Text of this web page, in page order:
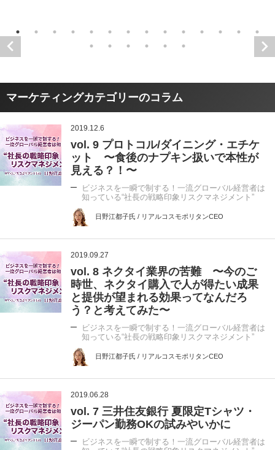
マーケティングカテゴリーのコラム
2019.12.6
vol. 9 プロトコル/ダイニング・エチケ
ット 〜食後のナプキン扱いで本性が
見える？！〜
ビジネスを一瞬で制する！一流グローバル経営者は
知っている“社長の戦略印象リスクマネジメント”
日野江都子氏 / リアルコスモポリタンCEO
2019.09.27
vol. 8 ネクタイ業界の苦難 〜今のご
時世、ネクタイ購入で人が得たい成果
と提供が望まれる効果ってなんだろ
う？と考えてみた〜
ビジネスを一瞬で制する！一流グローバル経営者は
知っている“社長の戦略印象リスクマネジメント”
日野江都子氏 / リアルコスモポリタンCEO
2019.06.28
vol. 7 三井住友銀行 夏限定Tシャツ・
ジーパン勤務OKの試みやいかに
ビジネスを一瞬で制する！一流グローバル経営者は